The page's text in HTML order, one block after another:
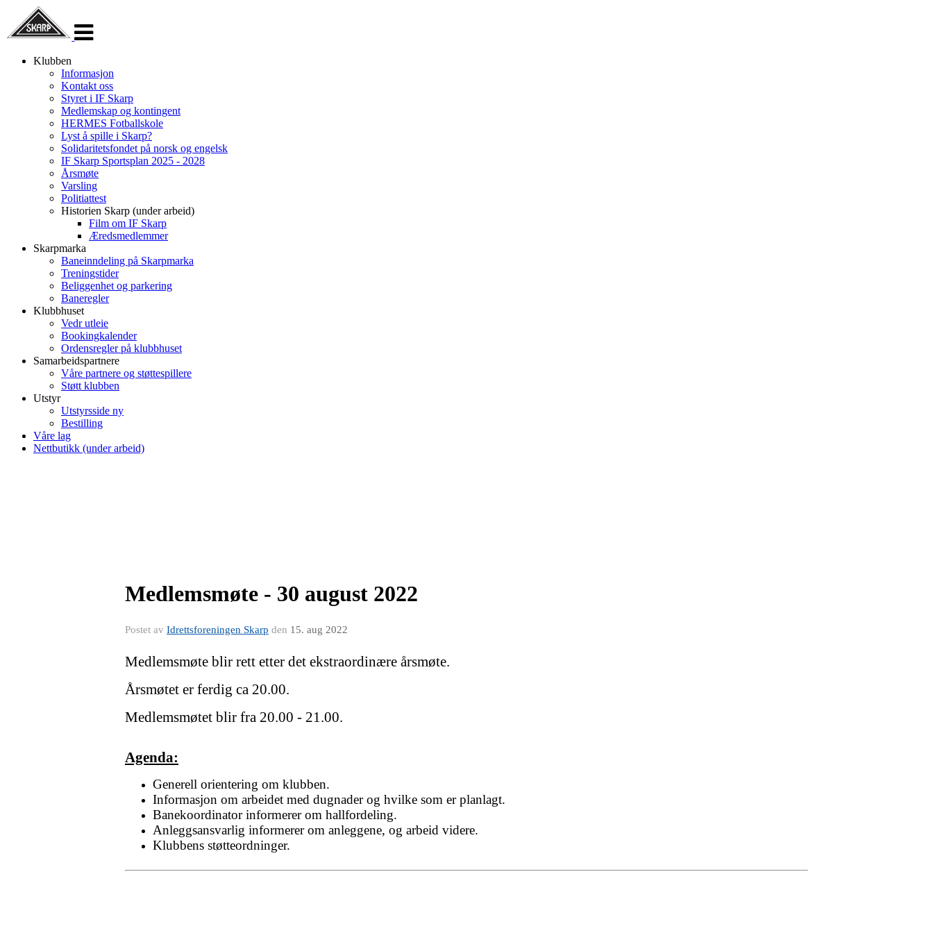
navigasjon
Klubben
Informasjon
Kontakt oss
Styret i IF Skarp
Medlemskap og kontingent
HERMES Fotballskole
Lyst å spille i Skarp?
Solidaritetsfondet på norsk og engelsk
IF Skarp Sportsplan 2025 - 2028
Årsmøte
Varsling
Politiattest
Historien Skarp (under arbeid)
Film om IF Skarp
Æredsmedlemmer
Skarpmarka
Baneinndeling på Skarpmarka
Treningstider
Beliggenhet og parkering
Baneregler
Klubbhuset
Vedr utleie
Bookingkalender
Ordensregler på klubbhuset
Samarbeidspartnere
Våre partnere og støttespillere
Støtt klubben
Utstyr
Utstyrsside ny
Bestilling
Våre lag
Nettbutikk (under arbeid)
Medlemsmøte - 30 august 2022
Postet av Idrettsforeningen Skarp den 15. aug 2022
Medlemsmøte blir rett etter det ekstraordinære årsmøte.
Årsmøtet er ferdig ca 20.00.
Medlemsmøtet blir fra 20.00 - 21.00.
Agenda:
Generell orientering om klubben.
Informasjon om arbeidet med dugnader og hvilke som er planlagt.
Banekoordinator informerer om hallfordeling.
Anleggsansvarlig informerer om anleggene, og arbeid videre.
Klubbens støtteordninger.